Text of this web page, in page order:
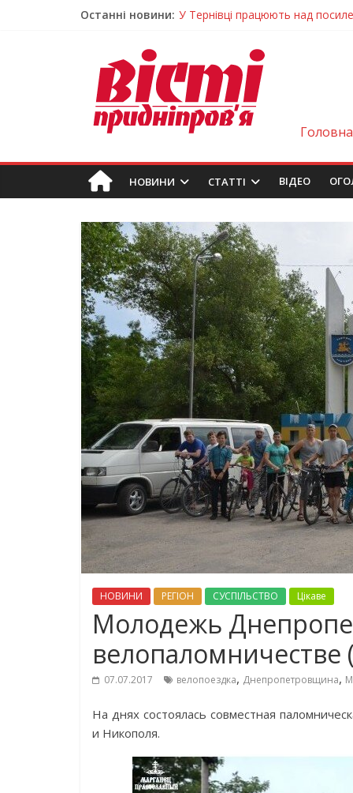
Останні новини: У Тернівці працюють над
У Самарі провели незвичайний
Світлові рішення майстрів із
Засинання після півночі може
Головна
НОВИНИ СТАТТІ ВIДЕО
НОВИНИ РЕГІОН СУСПІЛЬСТВО Цікаве
Молодежь
велопаломничестве
07.07.2017 велопоездка, Днепропетровщина,
На днях состоялась совместная
и Никополя.